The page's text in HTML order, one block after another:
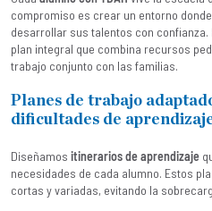
compromiso es crear un entorno
desarrollar sus talentos con
plan integral que combina recursos
trabajo conjunto con las familias.
Planes de trabajo
dificultades de
Diseñamos itinerarios de aprendizaje
necesidades de cada alumno. Estos
cortas y variadas, evitando la